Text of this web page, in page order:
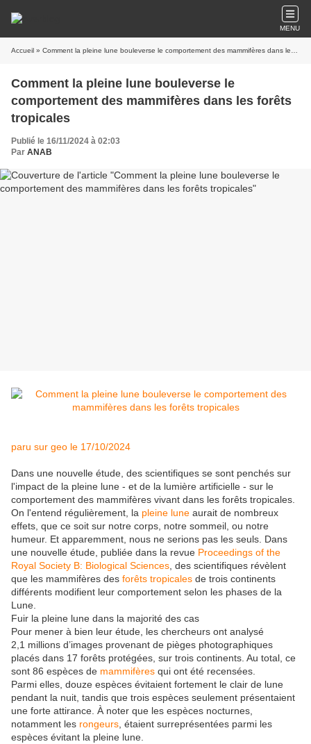
MENU
Accueil » Comment la pleine lune bouleverse le comportement des mammifères dans les forêts tropicales
Comment la pleine lune bouleverse le
comportement des mammifères dans les forêts
tropicales
Publié le 16/11/2024 à 02:03
Par ANAB
paru sur geo le 17/10/2024
Dans une nouvelle étude, des scientifiques se sont penchés sur
l'impact de la pleine lune - et de la lumière artificielle - sur le
comportement des mammifères vivant dans les forêts tropicales.
On l'entend régulièrement, la pleine lune aurait de nombreux
effets, que ce soit sur notre corps, notre sommeil, ou notre
humeur. Et apparemment, nous ne serions pas les seuls. Dans
une nouvelle étude, publiée dans la revue Proceedings of the
Royal Society B: Biological Sciences , des scientifiques révèlent
que les mammifères des forêts tropicales de trois continents
différents modifient leur comportement selon les phases de la
Lune.
Fuir la pleine lune dans la majorité des cas
Pour mener à bien leur étude, les chercheurs ont analysé
2,1 millions d’images provenant de pièges photographiques
placés dans 17 forêts protégées, sur trois continents. Au total, ce
sont 86 espèces de mammifères qui ont été recensées.
Parmi elles, douze espèces évitaient fortement le clair de lune
pendant la nuit, tandis que trois espèces seulement présentaient
une forte attirance. À noter que les espèces nocturnes,
notamment les rongeurs , étaient surreprésentées parmi les
espèces évitant la pleine lune.